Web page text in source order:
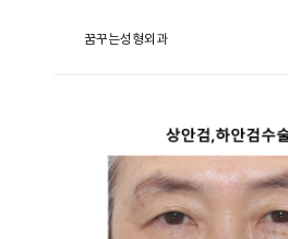
꿈꾸는성형외과